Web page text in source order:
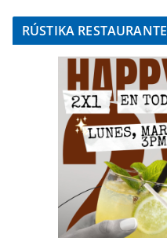
RÚSTIKA RESTAURANTE